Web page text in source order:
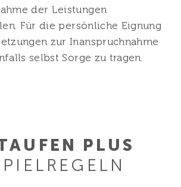
der Leistungen
Für die persönliche Eignung
zur Inanspruchnahme
selbst Sorge zu tragen.
PLUS